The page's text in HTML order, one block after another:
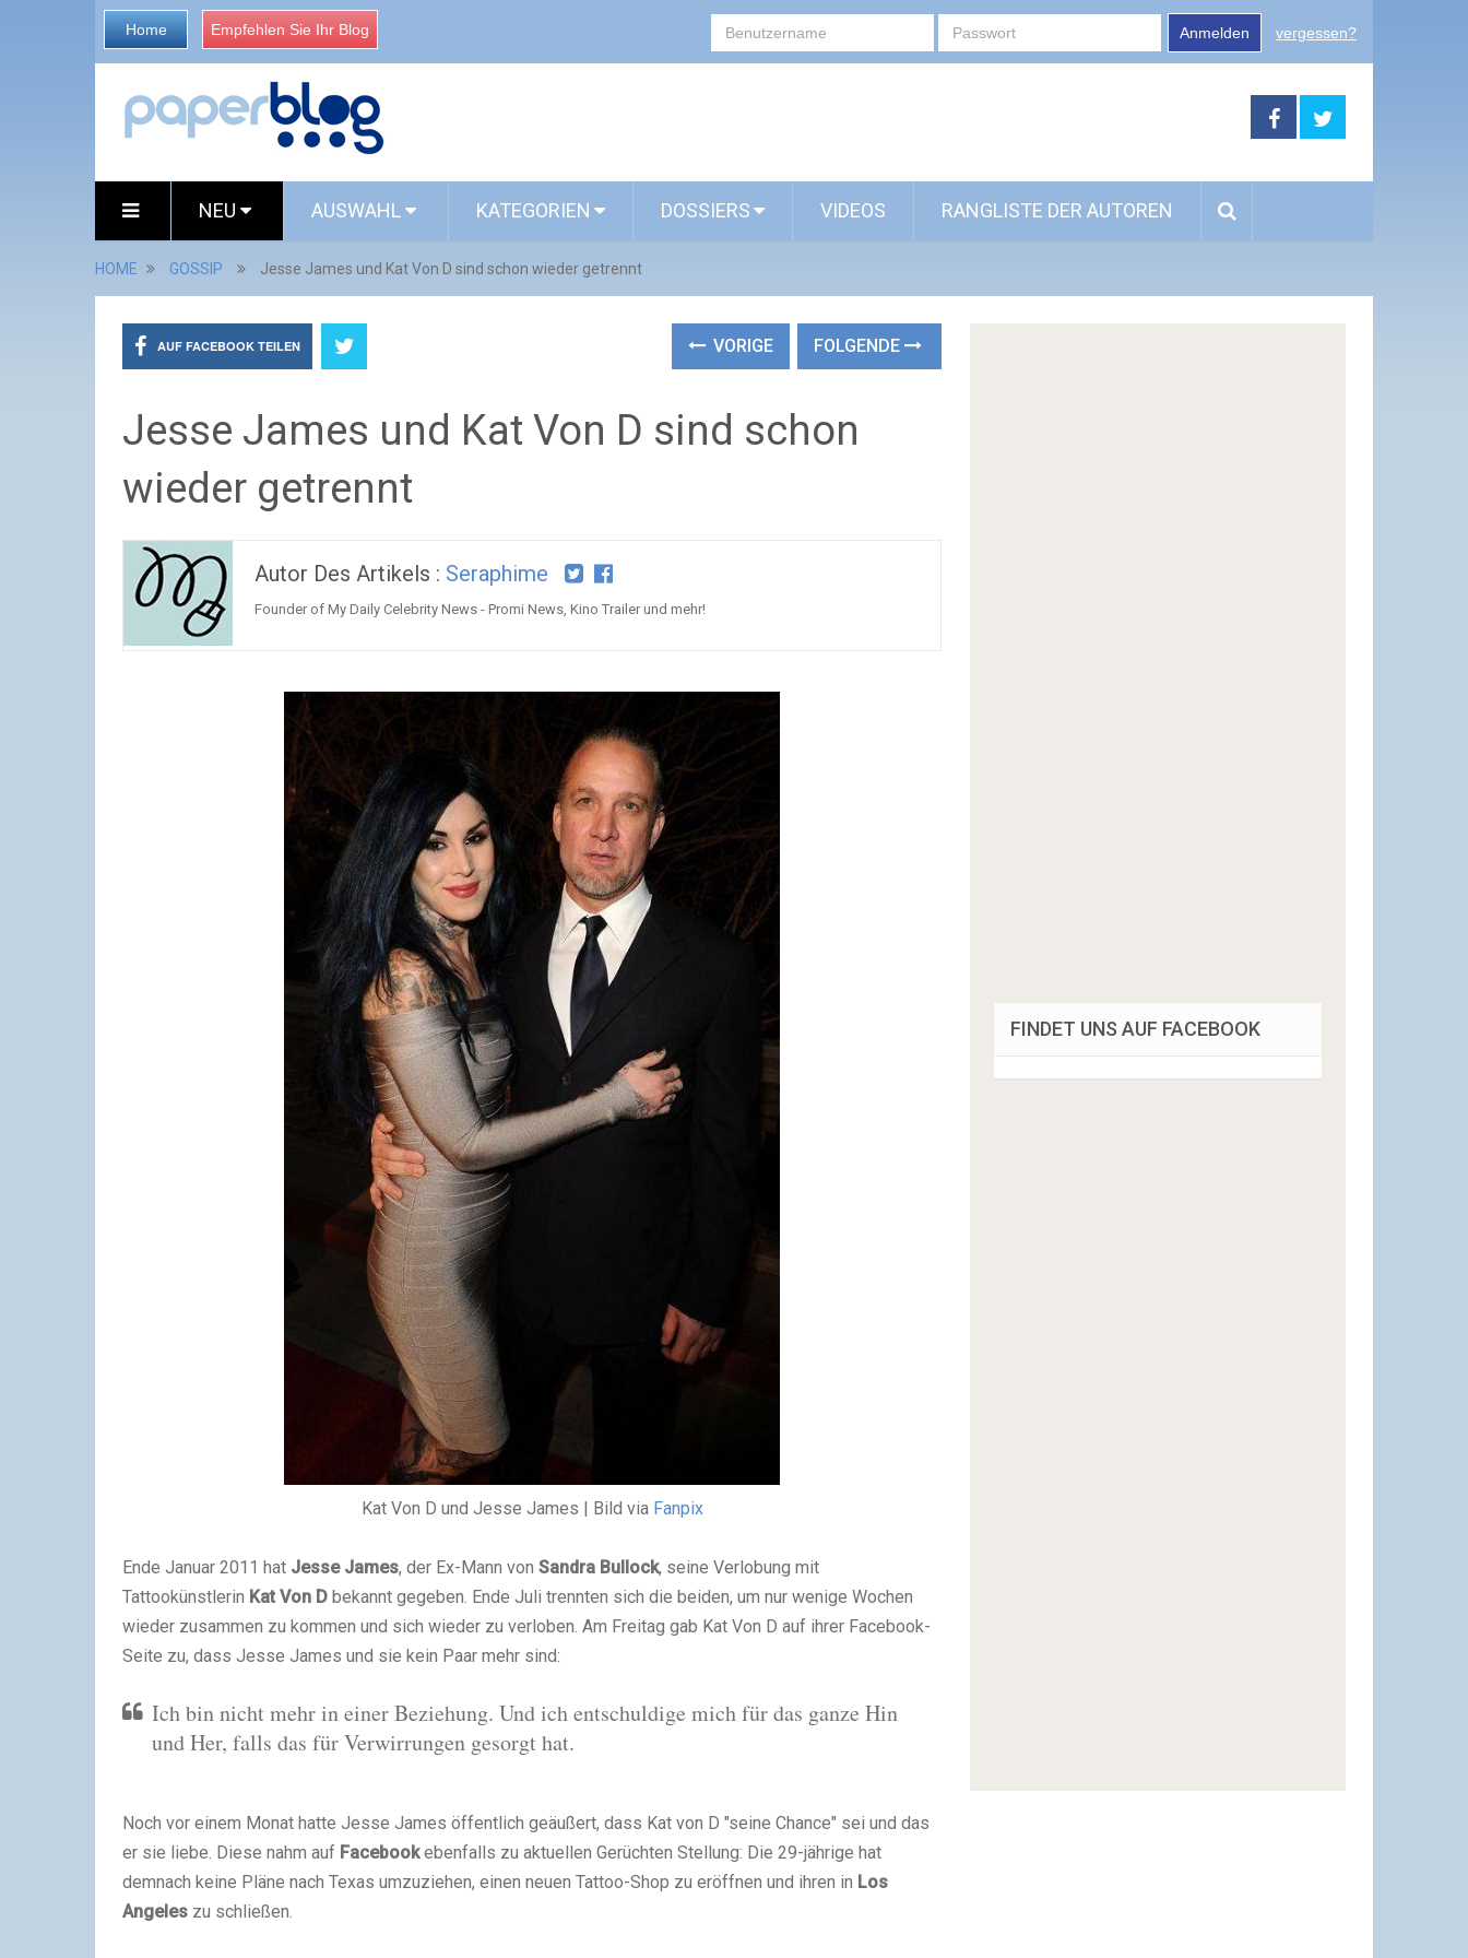
Home Empfehlen Sie Ihr Blog Anmelden vergessen?
NEU AUSWAHL KATEGORIEN DOSSIERS VIDEOS RANGLISTE DER AUTOREN
HOME GOSSIP Jesse James und Kat Von D sind schon wieder getrennt
AUF FACEBOOK TEILEN VORIGE FOLGENDE
Jesse James und Kat Von D sind schon
wieder getrennt
Autor Des Artikels : Seraphime
Founder of My Daily Celebrity News - Promi News, Kino Trailer und mehr!
Kat Von D und Jesse James | Bild via Fanpix
Ende Januar 2011 hat Jesse James, der Ex-Mann von Sandra Bullock, seine Verlobung mit
Tattookünstlerin Kat Von D bekannt gegeben. Ende Juli trennten sich die beiden, um nur wenige Wochen
wieder zusammen zu kommen und sich wieder zu verloben. Am Freitag gab Kat Von D auf ihrer Facebook-
Seite zu, dass Jesse James und sie kein Paar mehr sind:
Ich bin nicht mehr in einer Beziehung. Und ich entschuldige mich für das ganze Hin
und Her, falls das für Verwirrungen gesorgt hat.
Noch vor einem Monat hatte Jesse James öffentlich geäußert, dass Kat von D "seine Chance" sei und das
er sie liebe. Diese nahm auf Facebookebenfalls zu aktuellen Gerüchten Stellung: Die 29-jährige hat
demnach keine Pläne nach Texas umzuziehen, einen neuen Tattoo-Shop zu eröffnen und ihren in Los
Angeles zu schließen.
FINDET UNS AUF FACEBOOK